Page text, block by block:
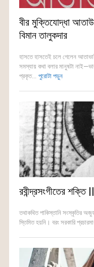
বীর মুক্তিযোদ্ধা
বিমান তালুকদার
হাসতে হাসতেই চলে গেলেন
সমস্যায় কথা বলার মানুষটা
প্রকৃত... পুরোটা পড়ুন
রবীন্দ্রসংগীতের
তথাকথিত পাকিস্তানি সংস্কৃতির
স্তিমিত হয়নি। বরং সরকারি